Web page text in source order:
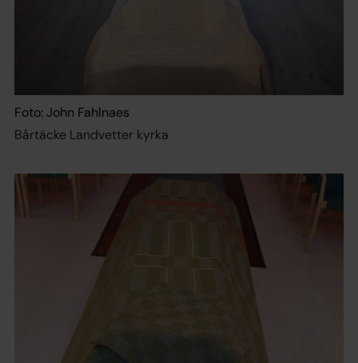
Foto: John Fahlnaes
Bårtäcke Landvetter kyrka